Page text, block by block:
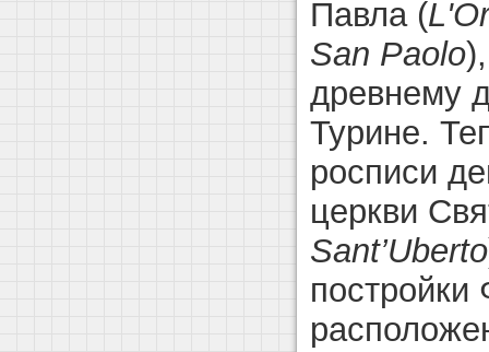
Павла (L'
San Paolo
древнему
Турине.
росписи
церкви
Sant’Uberto